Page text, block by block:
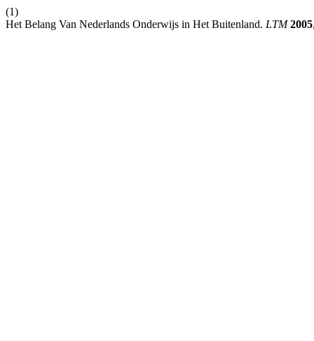
(1)
Het Belang Van Nederlands Onderwijs in Het Buitenland. LTM 2005